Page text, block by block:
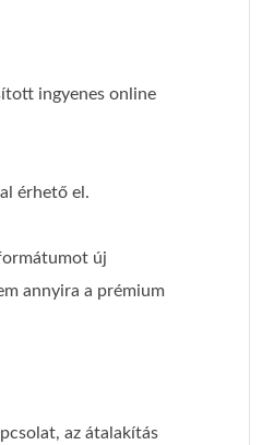
ingyenes online
érhető el.
új
annyira a prémium
az átalakítás